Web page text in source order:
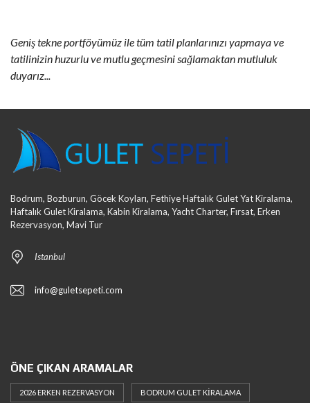
Geniş tekne portföyümüz ile tüm tatil planlarınızı yapmaya ve
tatilinizin huzurlu ve mutlu geçmesini sağlamaktan mutluluk
duyarız...
Bodrum, Bozburun, Göcek Koyları, Fethiye Haftalık Gulet Yat Kiralama,
Haftalık Gulet Kiralama, Kabin Kiralama, Yacht Charter, Fırsat, Erken
Rezervasyon, Mavi Tur
Istanbul
info@guletsepeti.com
ÖNE ÇIKAN ARAMALAR
2026 ERKEN REZERVASYON BODRUM GULET KIRALAMA